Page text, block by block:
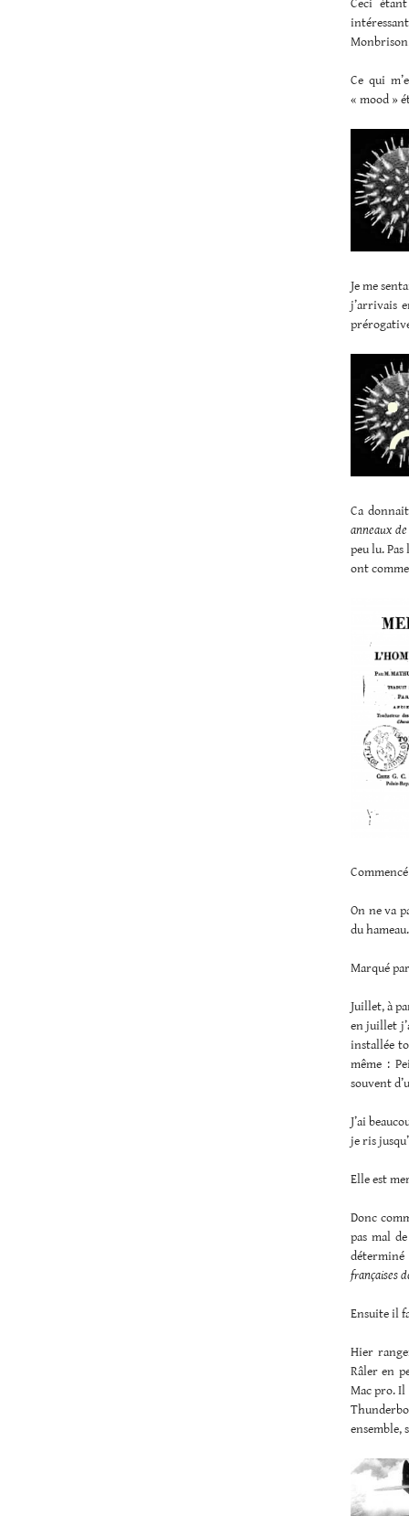
Ceci
Ce qui
« mood »
Je me
j’arrivais
Ca
anneaux
peu lu. Pas
ont
On ne va
du hameau.
Marqué
Juillet, à
en juillet
installée
même :
souvent
J’ai
je ris
Elle est
Donc
pas mal
déterminé
françaises
Ensuite il
Hier
Râler en
Mac pro. Il
ensemble,